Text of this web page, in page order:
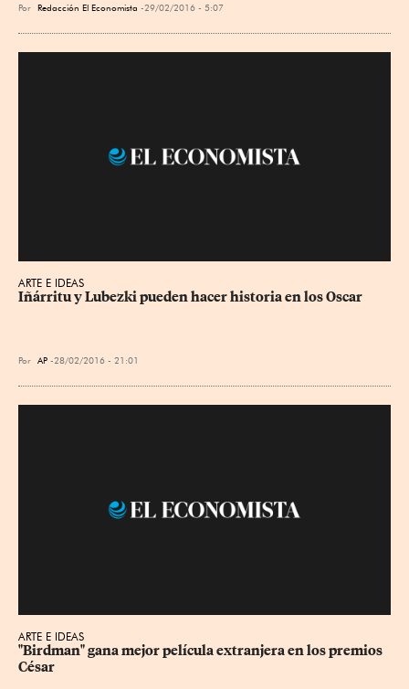
Por Redacción El Economista 29/02/2016 - 5:07
ARTE E IDEAS
Iñárritu y Lubezki pueden hacer historia en los Oscar
Por AP 28/02/2016 - 21:01
ARTE E IDEAS
"Birdman" gana mejor película extranjera en los premios
César